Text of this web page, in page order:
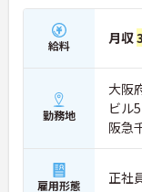
・複数手当が整い
→ 「頑張りが収入
■ 運営に関わるや
自分の考えを活か
・採用・営業・シ
・地域との連携を
・現場判断の余地
■ 本部サポートあり
給料 月収
勤務地
大阪
ビル
阪急
雇用形態 正社